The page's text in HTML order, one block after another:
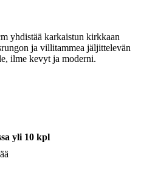
yhdistää karkaistun kirkkaan
ja villitammea jäljittelevän
ilme kevyt ja moderni.
yli 10 kpl